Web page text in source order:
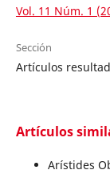
Vol. 11 Núm. 1
Sección
Artículos
Artículos
Arístides